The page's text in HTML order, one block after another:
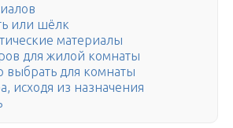
или шёлк
материалы
для жилой комнаты
выбрать для комнаты
исходя из назначения